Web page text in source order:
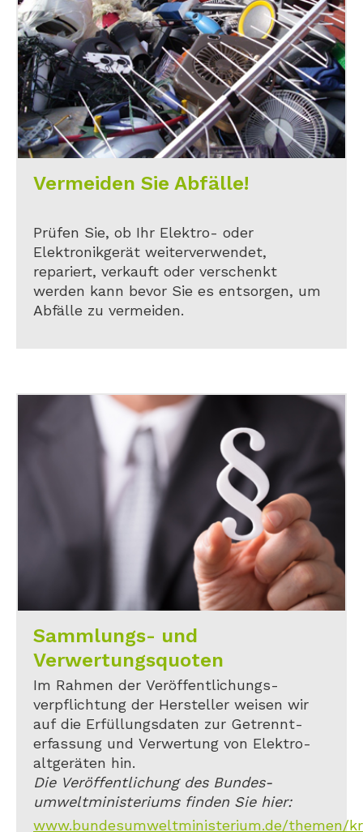
Vermeiden Sie Abfälle!
Prüfen Sie, ob Ihr Elektro- oder
Elektronikgerät weiterverwendet,
repariert, verkauft oder verschenkt
werden kann bevor Sie es entsorgen, um
Abfälle zu vermeiden.
Sammlungs- und
Verwertungsquoten
Im Rahmen der Veröffentlichungs-
verpflichtung der Hersteller weisen wir
auf die Erfüllungsdaten zur Getrennt-
erfassung und Verwertung von Elektro-
altgeräten hin.
Die Veröffentlichung des Bundes-
umweltministeriums finden Sie hier:
www.bundesumweltministerium.de/